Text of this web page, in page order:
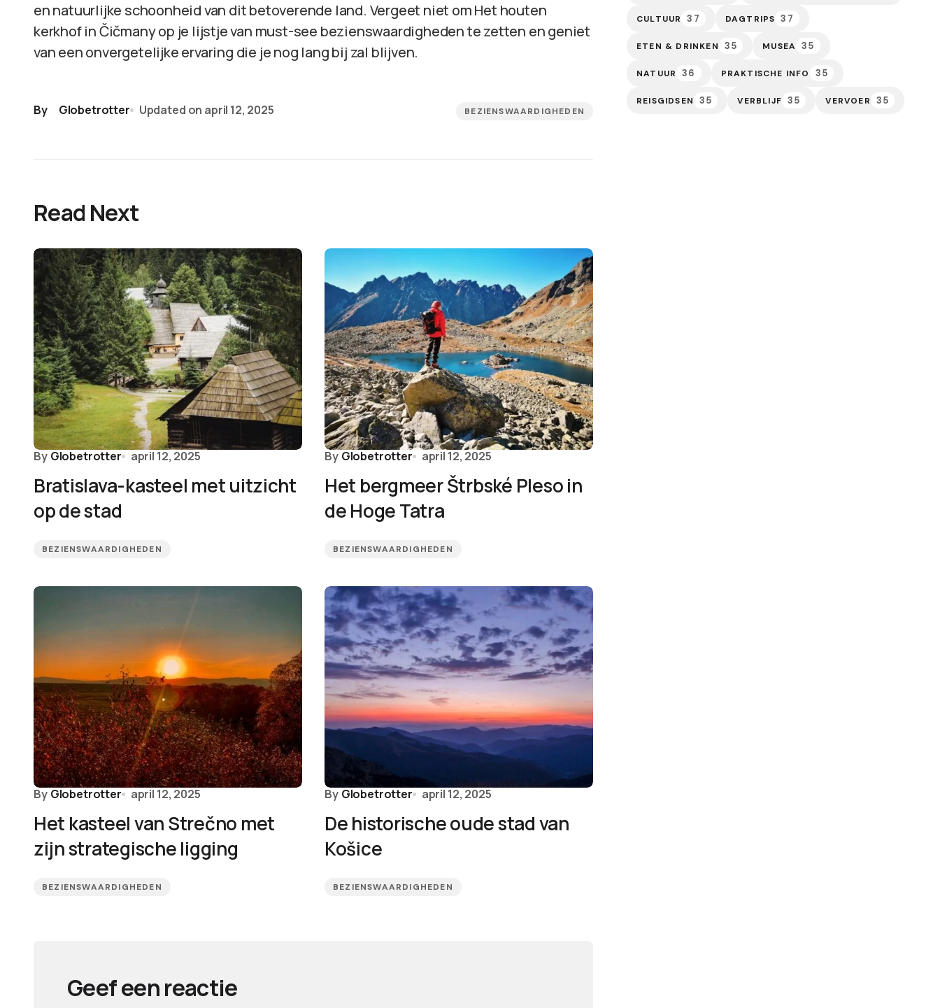
en natuurlijke schoonheid van dit betoverende land. Vergeet niet om Het houten
kerkhof in Čičmany op je lijstje van must-see bezienswaardigheden te zetten en geniet
van een onvergetelijke ervaring die je nog lang bij zal blijven.
By Globetrotter Updated on april 12, 2025 BEZIENSWAARDIGHEDEN
Read Next
By Globetrotter april 12, 2025
Bratislava-kasteel met uitzicht
op de stad
BEZIENSWAARDIGHEDEN
By Globetrotter april 12, 2025
Het bergmeer Štrbské Pleso in
de Hoge Tatra
BEZIENSWAARDIGHEDEN
By Globetrotter april 12, 2025
Het kasteel van Strečno met
zijn strategische ligging
BEZIENSWAARDIGHEDEN
By Globetrotter april 12, 2025
De historische oude stad van
Košice
BEZIENSWAARDIGHEDEN
Geef een reactie
CULTUUR 37 DAGTRIPS 37
ETEN & DRINKEN 35 MUSEA 35
NATUUR 36 PRAKTISCHE INFO 35
REISGIDSEN 35 VERBLIJF 35 VERVOER 35